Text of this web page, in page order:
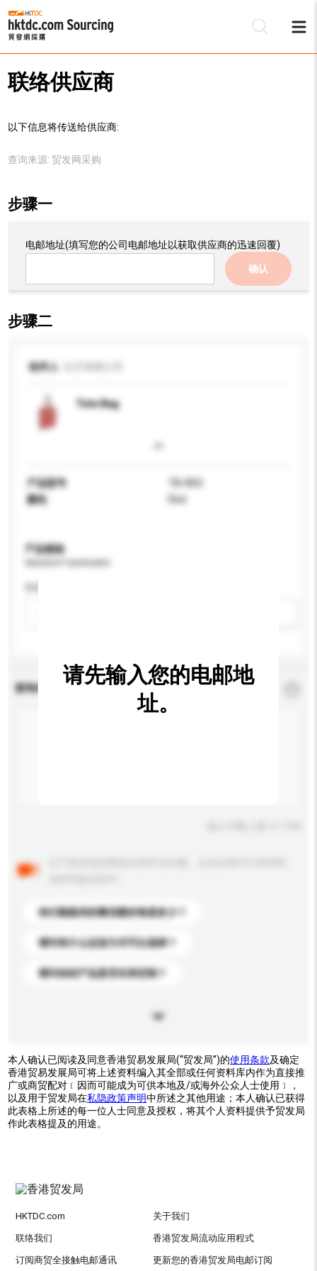
联络供应商
以下信息将传送给供应商:
查询来源: 贸发网采购
步骤一
电邮地址(填写您的公司电邮地址以获取供应商的迅速回覆)
确认
步骤二
收件人
Tote Bag
产品型号
TB-RED
颜色
Red
产品规格
查询内容 * 必须填写
你们能提供的最优惠价格是多少？
请问有什么运送方式可以选择？
请问你的产品是否支持定制？
请先输入您的电邮地
址。
本人确认已阅读及同意香港贸易发展局(“贸发局”)的使用条款及确定
香港贸易发展局可将上述资料编入其全部或任何资料库内作为直接推
广或商贸配对﹝因而可能成为可供本地及/或海外公众人士使用﹞，
以及用于贸发局在私隐政策声明中所述之其他用途；本人确认已获得
此表格上所述的每一位人士同意及授权，将其个人资料提供予贸发局
作此表格提及的用途。
HKTDC.com 关于我们
联络我们 香港贸发局流动应用程式
订阅商贸全接触电邮通讯 更新您的香港贸发局电邮订阅